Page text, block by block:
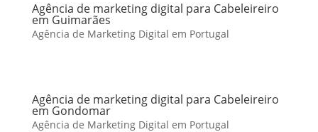
Agência de marketing digital para Cabeleireiro
em Guimarães
Agência de Marketing Digital em Portugal
Agência de marketing digital para Cabeleireiro
em Gondomar
Agência de Marketing Digital em Portugal